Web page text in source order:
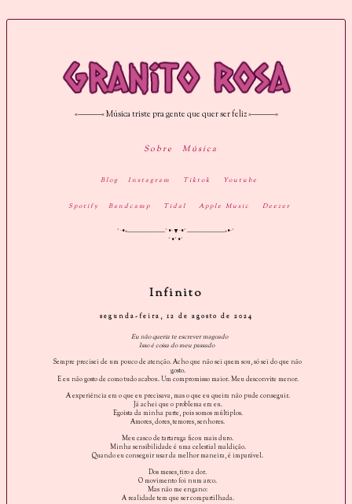
«———« Música triste pra gente que quer ser feliz »———»
Sobre Música
Blog Instagram Tiktok Youtube
Spotify Bandcamp Tidal Apple Music Deezer
˚·•«——————˚•·▼·•˚——————»•·˚
˚•˚•˚
Infinito
segunda-feira, 12 de agosto de 2024
Eu não queria te escrever magoado
Isso é coisa do meu passado
Sempre precisei de um pouco de atenção. Acho que não sei quem sou, só sei do que não
gosto.
E eu não gosto de como tudo acabou. Um compromisso maior. Meu desconvite menor.
A experiência era o que eu precisava, mas o que eu queira não pude conseguir.
Já achei que o problema era eu.
Egoísta da minha parte, pois somos múltiplos.
Amores, dores, temores, senhores.
Meu casco de tartaruga ficou mais duro.
Minha sensibilidade é uma celestial maldição.
Quando eu conseguir usar da melhor maneira, é imparável.
Dos meses, tiro a dor.
O movimento foi num arco.
Mas não me engano:
A realidade tem que ser compartilhada.